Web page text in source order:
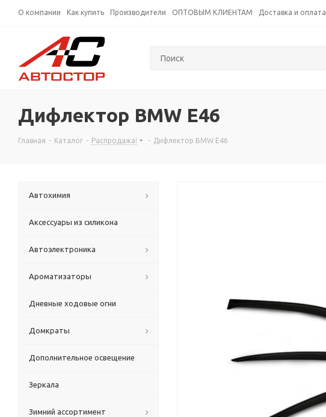
О компании Как купить Производители ОПТОВЫМ КЛИЕНТАМ Доставка и оплата
Дифлектор BMW E46
Главная - Каталог - Распродажа! - Дифлектор BMW E46
Автохимия
Аксессуары из силикона
Автоэлектроника
Ароматизаторы
Дневные ходовые огни
Домкраты
Дополнительное освещение
Зеркала
Зимний ассортимент